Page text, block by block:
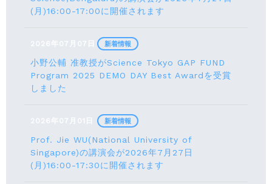
(月)16:00-17:00に開催されます
2026年07月07日
小野公輔 准教授がScience Tokyo GAP FUND
Program 2025 DEMO DAY Best Awardを受賞
しました
新着情報
2026年07月01日
Prof. Jie WU(National University of
Singapore)の講演会が2026年7月27日
(月)16:00-17:30に開催されます
新着情報